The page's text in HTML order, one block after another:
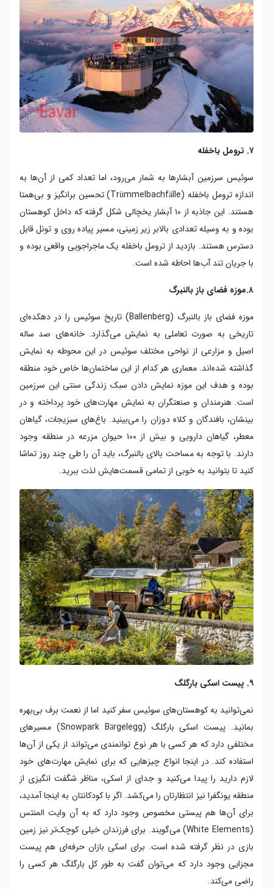
۷. ترومل باخفله
سوئیس سرزمین آبشارها به شمار می‌رود، اما تعداد کمی از آن‌ها به
اندازه ترومل باخفله (Trümmelbachfälle) تحسین برانگیز و بی‌همتا
هستند. این جاذبه از ۱۰ آبشار یخچالی شکل گرفته که داخل کوهستان
بوده و به وسیله تعدادی بالابر زیر زمینی، مسیر پیاده روی و تونل قابل
دسترس هستند. بازدید از ترومل باخفله یک ماجراجویی واقعی بوده و
با جریان تند آب‌ها احاطه شده است.
۸.موزه فضای باز بالنبرگ
موزه فضای باز بالنبرگ (Ballenberg) تاریخ سوئیس را در دهکده‌ای
تاریخی به صورت تعاملی به نمایش می‌گذارد. خانه‌های صد ساله
اصیل و مزارعی از نواحی مختلف سوئیس در این محوطه به نمایش
گذاشته شده‌اند. معماری هر کدام از این ساختمان‌ها خاص خود منطقه
بوده و هدف این موزه نمایش دادن سبک زندگی سنتی این سرزمین
است. هنرمندان و صنعتگران به نمایش مهارت‌های خود پرداخته و در
بینشان، بافندگان و کلاه دوزان را می‌بینید. باغ‌های سبزیجات، گیاهان
معطر، گیاهان دارویی و بیش از ۱۰۰ حیوان مزرعه‌ در منطقه وجود
دارند. با توجه به مساحت بالای بالنبرگ، باید آن را طی چند روز تماشا
کنید تا بتوانید به خوبی از تمامی قسمت‌هایش لذت ببرید.
۹. پیست اسکی بارگلگ
نمی‌توانید به کوهستان‌های سوئیس سفر کنید اما از نعمت برف بی‌بهره
بمانید. پیست اسکی بارگلگ (Snowpark Bärgelegg) مسیرهای
مختلفی دارد که هر کسی با هر نوع توانمندی می‌تواند از یکی از آن‌ها
استفاده کند. در اینجا انواع چیزهایی که برای نمایش مهارت‌های خود
لازم دارید را پیدا می‌کنید و جدای از اسکی، مناظر شگفت انگیزی از
منطقه یونگفرا نیز انتظارتان را می‌کشد. اگر با کودکانتان به اینجا آمدید،
برای آن‌ها هم پیستی مخصوص وجود دارد که به آن وایت المنتس
(White Elements) می‌گویند. برای فرزندان خیلی کوچک‌تر نیز زمین
بازی در نظر گرفته شده است. برای اسکی بازان حرفه‌ای هم پیست
مجزایی وجود دارد که می‌توان گفت به طور کل بارگلگ هر کسی را
راضی می‌کند.